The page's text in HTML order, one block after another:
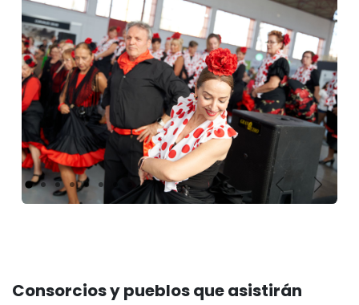
Anterior
Consorcios y pueblos que asistirán